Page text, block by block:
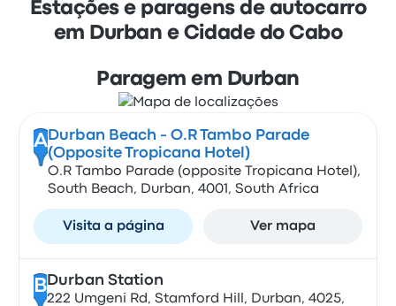
Estações e paragens de autocarro
em Durban e Cidade do Cabo
Paragem em Durban
A Durban Beach - O.R Tambo Parade
(Opposite Tropicana Hotel)
O.R Tambo Parade (opposite Tropicana Hotel),
South Beach, Durban, 4001, South Africa
Visita a página Ver mapa
B Durban Station
222 Umgeni Rd, Stamford Hill, Durban, 4025,